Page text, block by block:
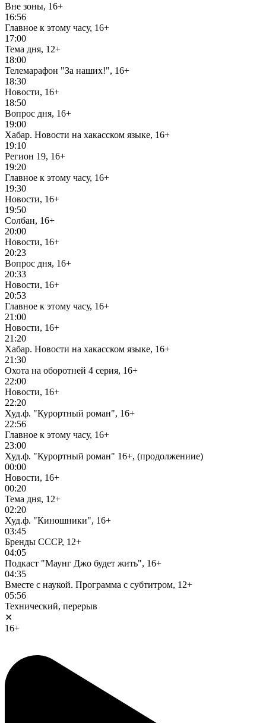
Вне зоны, 16+
16:56
Главное к этому часу, 16+
17:00
Тема дня, 12+
18:00
Телемарафон "За наших!", 16+
18:30
Новости, 16+
18:50
Вопрос дня, 16+
19:00
Хабар. Новости на хакасском языке, 16+
19:10
Регион 19, 16+
19:20
Главное к этому часу, 16+
19:30
Новости, 16+
19:50
Солбан, 16+
20:00
Новости, 16+
20:23
Вопрос дня, 16+
20:33
Новости, 16+
20:53
Главное к этому часу, 16+
21:00
Новости, 16+
21:20
Хабар. Новости на хакасском языке, 16+
21:30
Охота на оборотней 4 серия, 16+
22:00
Новости, 16+
22:20
Худ.ф. "Курортный роман", 16+
22:56
Главное к этому часу, 16+
23:00
Худ.ф. "Курортный роман" 16+, (продолжениие)
00:00
Новости, 16+
00:20
Тема дня, 12+
02:20
Худ.ф. "Киношники", 16+
03:45
Бренды СССР, 12+
04:05
Подкаст "Маунг Джо будет жить", 16+
04:35
Вместе с наукой. Программа с субтитром, 12+
05:56
Технический, перерыв
✕
16+